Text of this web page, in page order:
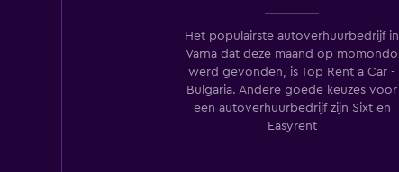
BOJONE
1 locatie
Het populairste autoverhuurbedrijf in
Varna dat deze maand op momondo
werd gevonden, is Top Rent a Car -
Bulgaria. Andere goede keuzes voor
een autoverhuurbedrijf zijn Sixt en
Easyrent